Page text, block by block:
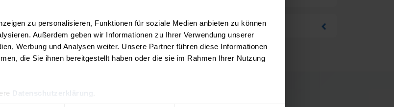
zu personalisieren, Funktionen für soziale Medien anbieten zu können
Außerdem geben wir Informationen zu Ihrer Verwendung unserer
Werbung und Analysen weiter. Unsere Partner führen diese Informationen
die Sie ihnen bereitgestellt haben oder die sie im Rahmen Ihrer Nutzung
Datenschutzerklärung